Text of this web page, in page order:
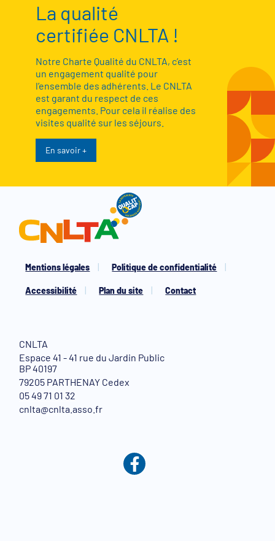
La qualité
certifiée CNLTA !
Notre Charte Qualité du CNLTA, c’est
un engagement qualité pour
l’ensemble des adhérents. Le CNLTA
est garant du respect de ces
engagements. Pour cela il réalise des
visites qualité sur les séjours.
En savoir +
Mentions légales Politique de confidentialité
Accessibilité Plan du site Contact
CNLTA
Espace 41 - 41 rue du Jardin Public
BP 40197
79205 PARTHENAY Cedex
05 49 71 01 32
cnlta@cnlta.asso.fr
Facebook